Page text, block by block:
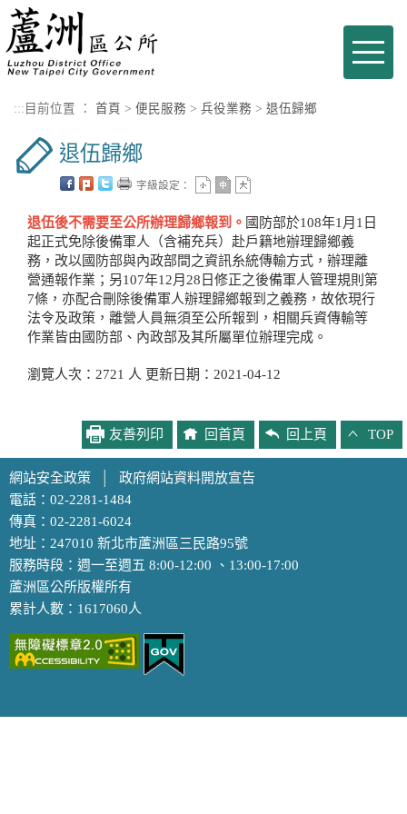
進入內容區塊
Toggle
::: 目前位置 ： 首頁 > 便民服務 > 兵役業務 > 退伍歸鄉
退伍歸鄉
字級設定：
退伍後不需要至公所辦理歸鄉報到。 國防部於108年1月1日
起正式免除後備軍人（含補充兵）赴戶籍地辦理歸鄉義
務，改以國防部與內政部間之資訊糸統傳輸方式，辦理離
營通報作業；另107年12月28日修正之後備軍人管理規則第
7條，亦配合刪除後備軍人辦理歸鄉報到之義務，故依現行
法令及政策，離營人員無須至公所報到，相關兵資傳輸等
作業皆由國防部、內政部及其所屬單位辦理完成。
瀏覽人次：2721 人 更新日期：2021-04-12
友善列印 回首頁 回上頁 TOP
網站安全政策
政府網站資料開放宣告
電話：02-2281-1484
傳真：02-2281-6024
地址：247010 新北市蘆洲區三民路95號
服務時段：週一至週五 8:00-12:00 、13:00-17:00
蘆洲區公所版權所有
累計人數：1617060人